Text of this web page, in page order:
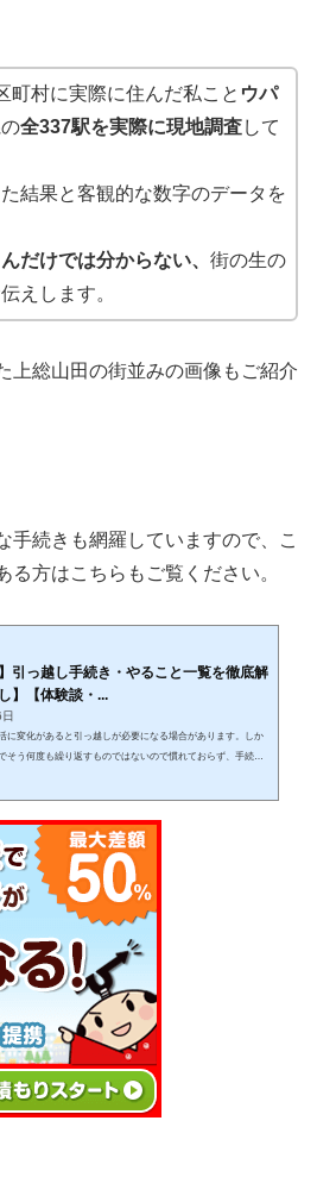
町村に実際に住んだ私こと ウパ
全337駅を実際に現地調査して
結果と客観的な数字のデータを
だけでは分からない、 街の生の
えします。
上総山田の街並みの画像もご紹介
手続きも網羅していますので、こ
る方はこちらもご覧ください。
引っ越し手続き・やること一覧を徹底解
】【体験談・...
に変化があると引っ越しが必要になる場合があります。しか
そう何度も繰り返すものではないので慣れておらず、手続き
引っ越しを目指して下さい。 引っ越しは日数がかかりスケジ
見落としも発生し...